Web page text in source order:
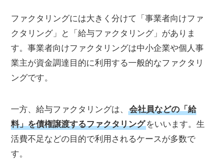
ファクタリングには大きく分けて「事業者向けファ
クタリング」と「給与ファクタリング」がありま
す。事業者向けファクタリングは中小企業や個人事
業主が資金調達目的に利用する一般的なファクタリ
ングです。
一方、給与ファクタリングは、会社員などの「給
料」を債権譲渡するファクタリングをいいます。生
活費不足などの目的で利用されるケースが多数で
す。